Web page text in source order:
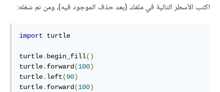
اكتب الأسطر التالية في ملفك (بعد حذف الموجود فيه)، ومن ثم شغله:
import turtle
turtle. begin_fill()
turtle. forward (100)
turtle. left(90)
turtle. forward (100)